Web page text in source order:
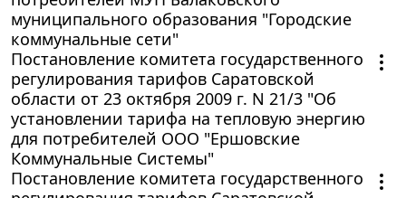
муниципального образования "Городские
коммунальные сети"
Постановление комитета государственного
регулирования тарифов Саратовской
области от 23 октября 2009 г. N 21/3 "Об
установлении тарифа на тепловую энергию
для потребителей ООО "Ершовские
Коммунальные Системы"
Постановление комитета государственного